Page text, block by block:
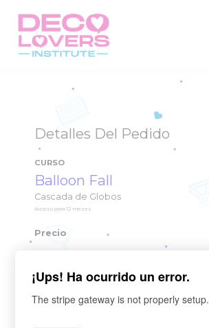
Diplomado
Actos de grado
Iniciar Sesión
crea una cuenta
¿CUÁL ES TU NOMBRE?
Detalles Del Pedido
CURSO
Balloon Fall
Cascada de Globos
Acceso para 12 meses
Precio
¡Ups! Ha ocurrido un error.
The stripe gateway is not properly setup.